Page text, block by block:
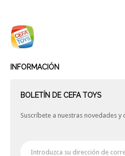
INFORMACIÓN
BOLETÍN DE CEFA TOYS
Suscríbete a nuestras novedades y